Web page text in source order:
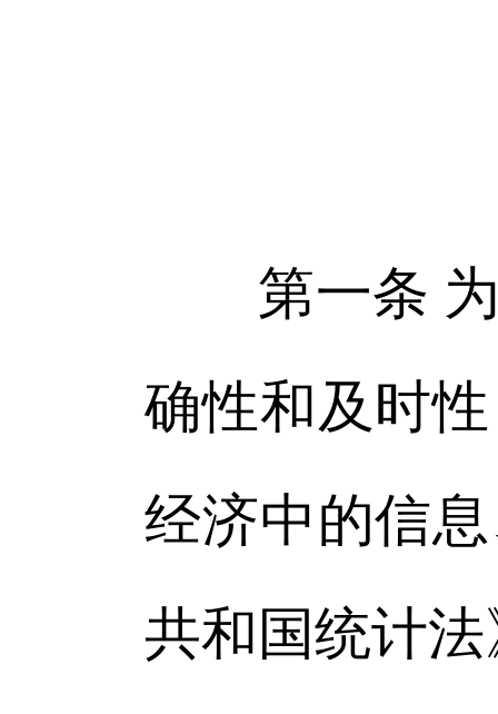
第一条 为
确性和及时
经济中的信
共和国统计